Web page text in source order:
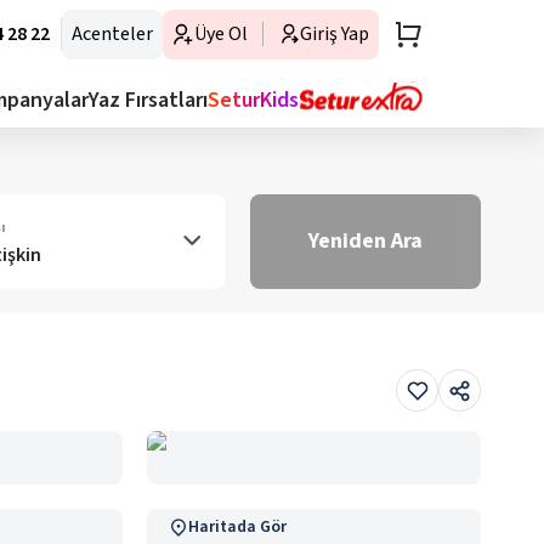
28 22 Acenteler Üye Ol Giriş Yap
Yaz FırsatlarıSeturKids
Yeniden Ara
Haritada Gör